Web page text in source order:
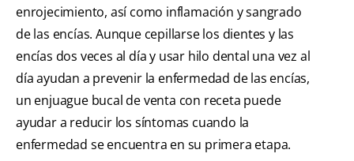
enrojecimiento, así como inflamación y sangrado
de las encías. Aunque cepillarse los dientes y las
encías dos veces al día y usar hilo dental una vez al
día ayudan a prevenir la enfermedad de las encías,
un enjuague bucal de venta con receta puede
ayudar a reducir los síntomas cuando la
enfermedad se encuentra en su primera etapa.